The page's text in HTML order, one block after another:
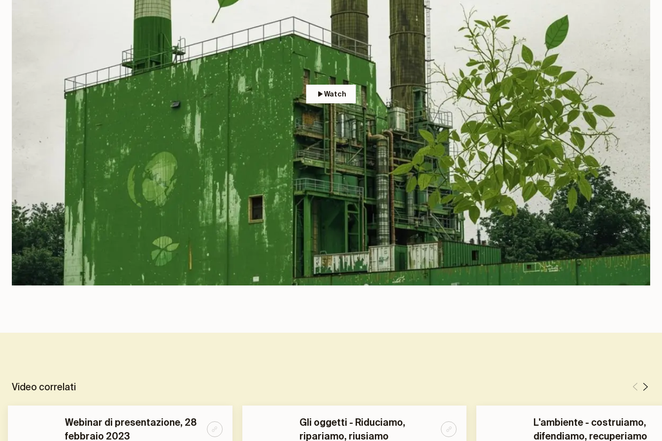
Watch
Video correlati
Webinar di presentazione, 28
febbraio 2023
Gli oggetti - Riduciamo,
ripariamo, riusiamo
L'ambiente - costruiamo,
difendiamo, recuperiamo